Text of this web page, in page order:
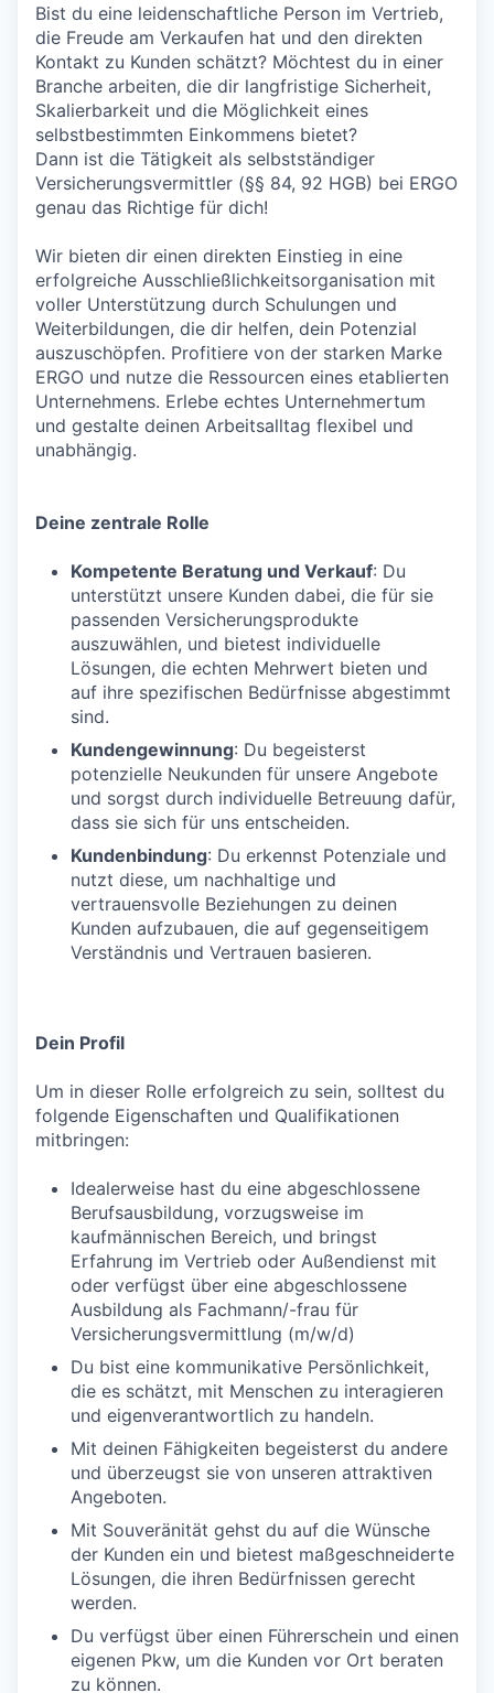
Bist du eine leidenschaftliche Person im Vertrieb,
die Freude am Verkaufen hat und den direkten
Kontakt zu Kunden schätzt? Möchtest du in einer
Branche arbeiten, die dir langfristige Sicherheit,
Skalierbarkeit und die Möglichkeit eines
selbstbestimmten Einkommens bietet?
Dann ist die Tätigkeit als selbstständiger
Versicherungsvermittler (§§ 84, 92 HGB) bei ERGO
genau das Richtige für dich!
Wir bieten dir einen direkten Einstieg in eine
erfolgreiche Ausschließlichkeitsorganisation mit
voller Unterstützung durch Schulungen und
Weiterbildungen, die dir helfen, dein Potenzial
auszuschöpfen. Profitiere von der starken Marke
ERGO und nutze die Ressourcen eines etablierten
Unternehmens. Erlebe echtes Unternehmertum
und gestalte deinen Arbeitsalltag flexibel und
unabhängig.
Deine zentrale Rolle
Kompetente Beratung und Verkauf: Du
unterstützt unsere Kunden dabei, die für sie
passenden Versicherungsprodukte
auszuwählen, und bietest individuelle
Lösungen, die echten Mehrwert bieten und
auf ihre spezifischen Bedürfnisse abgestimmt
sind.
Kundengewinnung: Du begeisterst
potenzielle Neukunden für unsere Angebote
und sorgst durch individuelle Betreuung dafür,
dass sie sich für uns entscheiden.
Kundenbindung: Du erkennst Potenziale und
nutzt diese, um nachhaltige und
vertrauensvolle Beziehungen zu deinen
Kunden aufzubauen, die auf gegenseitigem
Verständnis und Vertrauen basieren.
Dein Profil
Um in dieser Rolle erfolgreich zu sein, solltest du
folgende Eigenschaften und Qualifikationen
mitbringen:
Idealerweise hast du eine abgeschlossene
Berufsausbildung, vorzugsweise im
kaufmännischen Bereich, und bringst
Erfahrung im Vertrieb oder Außendienst mit
oder verfügst über eine abgeschlossene
Ausbildung als Fachmann/-frau für
Versicherungsvermittlung (m/w/d)
Du bist eine kommunikative Persönlichkeit,
die es schätzt, mit Menschen zu interagieren
und eigenverantwortlich zu handeln.
Mit deinen Fähigkeiten begeisterst du andere
und überzeugst sie von unseren attraktiven
Angeboten.
Mit Souveränität gehst du auf die Wünsche
der Kunden ein und bietest maßgeschneiderte
Lösungen, die ihren Bedürfnissen gerecht
werden.
Du verfügst über einen Führerschein und einen
eigenen Pkw, um die Kunden vor Ort beraten
zu können.